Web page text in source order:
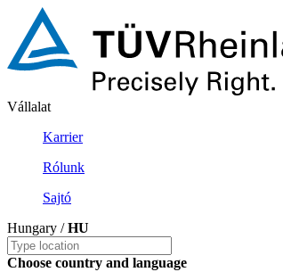
Vállalat
Karrier
Rólunk
Sajtó
Hungary /HU
Choose country and language